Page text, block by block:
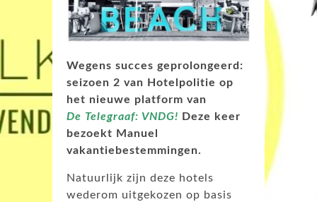
Wegens succes geprolongeerd:
seizoen 2 van Hotelpolitie op
het nieuwe platform van
De Telegraaf: VNDG! Deze keer
bezoekt Manuel
vakantiebestemmingen.
Natuurlijk zijn deze hotels
wederom uitgekozen op basis